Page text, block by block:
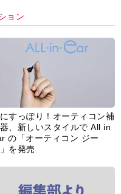
ョン
すっぽり！オーティコン補
、新しいスタイルで All in
の「オーティコン ジー
を発売